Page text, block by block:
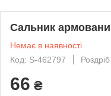
Сальник
Немає в наявності
Код: S-462797
Роздріб
66 ₴